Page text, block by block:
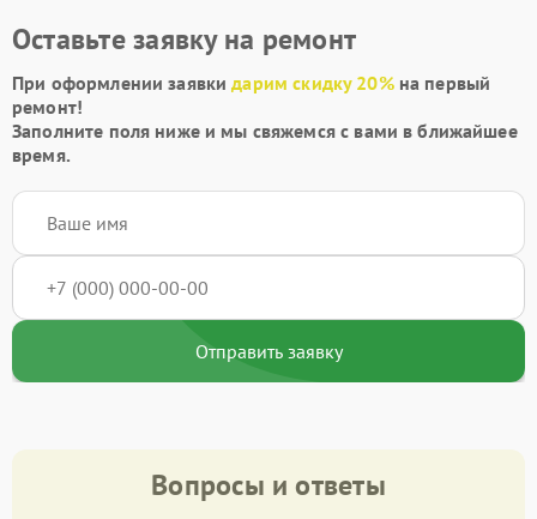
Оставьте заявку на ремонт
При оформлении заявкидарим скидку 20%на первый
ремонт!
Заполните поля ниже и мы свяжемся с вами в ближайшее
время.
Отправить заявку
Вопросы и ответы